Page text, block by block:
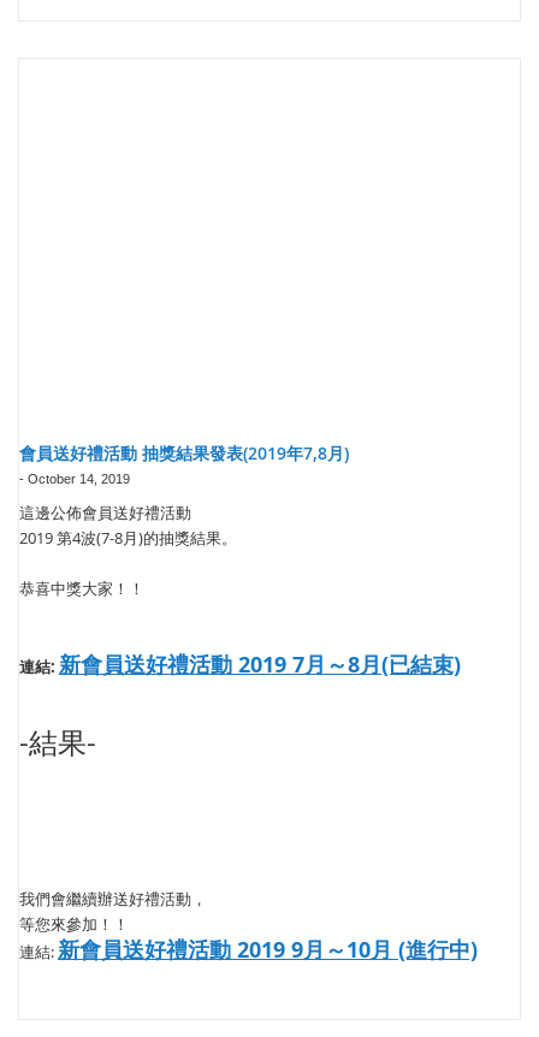
會員送好禮活動 抽獎結果發表(2019年7,8月)
- October 14, 2019
這邊公佈會員送好禮活動
2019 第4波(7-8月)的抽獎結果。
恭喜中獎大家！！
連結: 新會員送好禮活動 2019 7月～8月(已結束)
-結果-
我們會繼續辦送好禮活動，
等您來參加！！
連結:新會員送好禮活動 2019 9月～10月 (進行中)